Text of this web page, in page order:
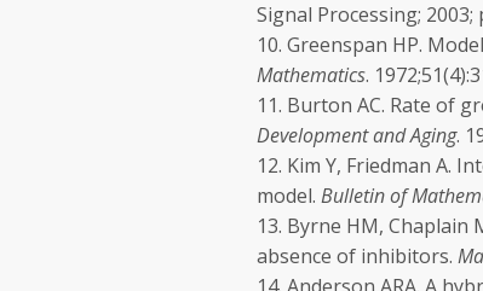
Signal Processing; 2003;
10. Greenspan HP.
Mathematics. 1972;51
11. Burton AC. Rate of
Development and Aging.
12. Kim Y, Friedman A.
model. Bulletin of
13. Byrne HM, Chaplain
absence of inhibitors.